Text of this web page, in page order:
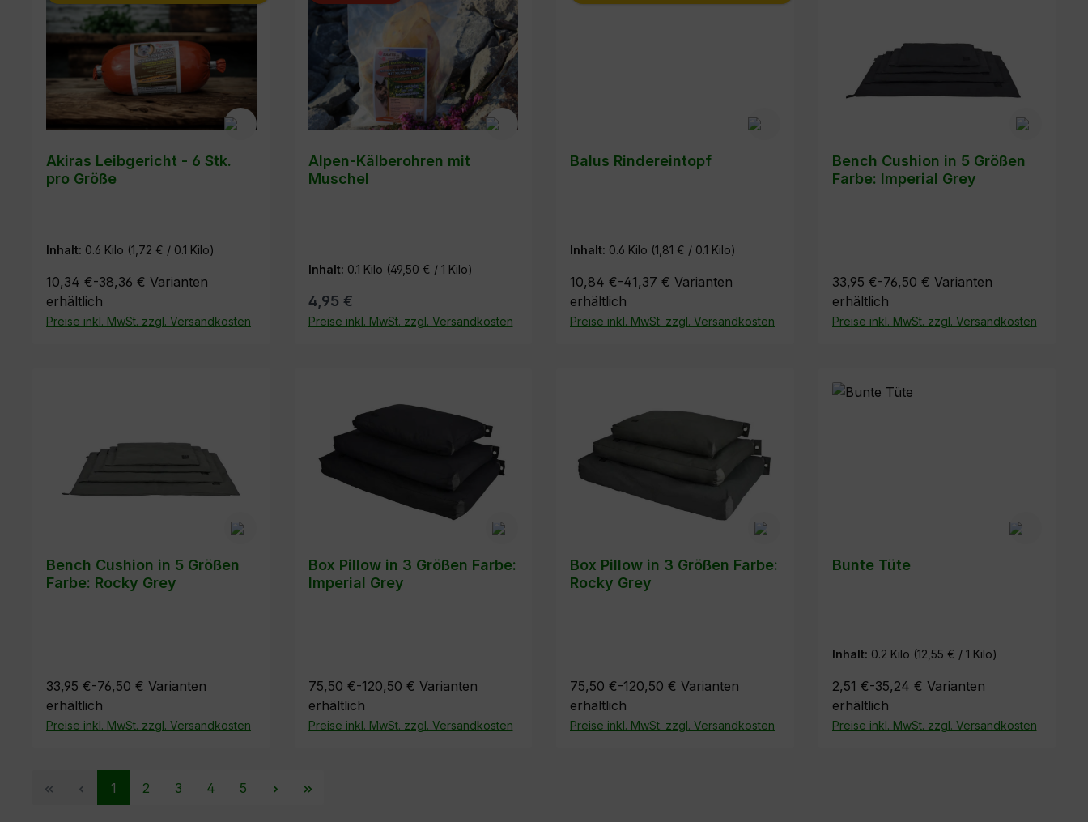
Akiras Leibgericht - 6 Stk.
pro Größe
Inhalt: 0.6 Kilo (1,72 € / 0.1 Kilo)
10,34 €-38,36 € Varianten
erhältlich
Preise inkl. MwSt. zzgl. Versandkosten
Alpen-Kälberohren mit
Muschel
Inhalt: 0.1 Kilo (49,50 € / 1 Kilo)
4,95 €
Preise inkl. MwSt. zzgl. Versandkosten
Balus Rindereintopf
Inhalt: 0.6 Kilo (1,81 € / 0.1 Kilo)
10,84 €-41,37 € Varianten
erhältlich
Preise inkl. MwSt. zzgl. Versandkosten
Bench Cushion in 5 Größen
Farbe: Imperial Grey
33,95 €-76,50 € Varianten
erhältlich
Preise inkl. MwSt. zzgl. Versandkosten
Bench Cushion in 5 Größen
Farbe: Rocky Grey
33,95 €-76,50 € Varianten
erhältlich
Preise inkl. MwSt. zzgl. Versandkosten
Box Pillow in 3 Größen Farbe:
Imperial Grey
75,50 €-120,50 € Varianten
erhältlich
Preise inkl. MwSt. zzgl. Versandkosten
Box Pillow in 3 Größen Farbe:
Rocky Grey
75,50 €-120,50 € Varianten
erhältlich
Preise inkl. MwSt. zzgl. Versandkosten
Bunte Tüte
Inhalt: 0.2 Kilo (12,55 € / 1 Kilo)
2,51 €-35,24 € Varianten
erhältlich
Preise inkl. MwSt. zzgl. Versandkosten
Seite
1 Seite
2 Seite
3 Seite
4 Seite
5